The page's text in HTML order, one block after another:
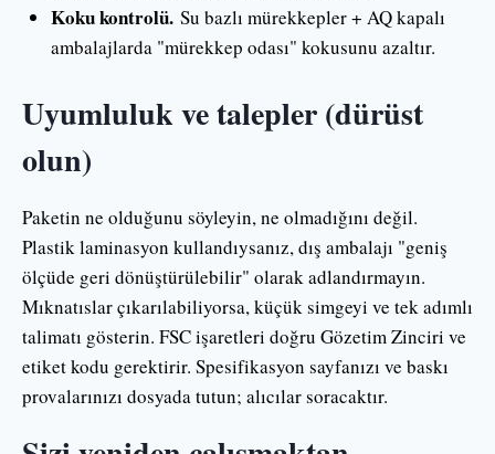
Koku kontrolü.Su bazlı mürekkepler + AQ kapalı
ambalajlarda "mürekkep odası" kokusunu azaltır.
Uyumluluk ve talepler (dürüst
olun)
Paketin ne olduğunu söyleyin, ne olmadığını değil.
Plastik laminasyon kullandıysanız, dış ambalajı "geniş
ölçüde geri dönüştürülebilir" olarak adlandırmayın.
Mıknatıslar çıkarılabiliyorsa, küçük simgeyi ve tek adımlı
talimatı gösterin. FSC işaretleri doğru Gözetim Zinciri ve
etiket kodu gerektirir. Spesifikasyon sayfanızı ve baskı
provalarınızı dosyada tutun; alıcılar soracaktır.